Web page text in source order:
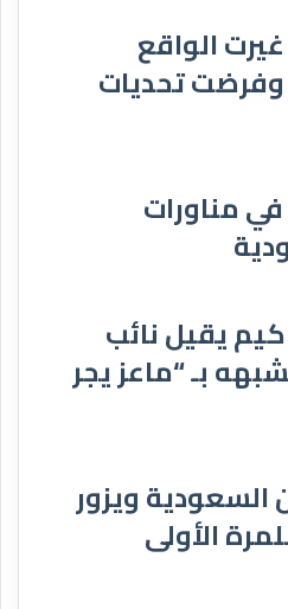
الواقع
وفرضت تحديات
مناورات
يقيل نائب
بـ “ماعز يجر
السعودية ويزور
الأولى